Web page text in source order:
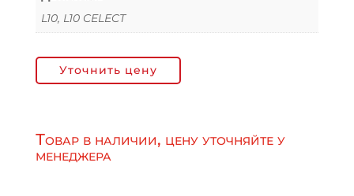
L10, L10 CELECT
Уточнить цену
Товар в наличии, цену уточняйте у
менеджера